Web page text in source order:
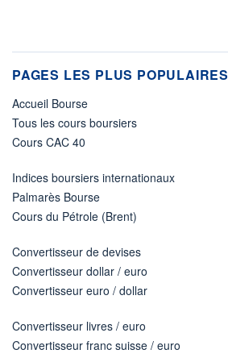
PAGES LES PLUS POPULAIRES
Accueil Bourse
Tous les cours boursiers
Cours CAC 40
Indices boursiers internationaux
Palmarès Bourse
Cours du Pétrole (Brent)
Convertisseur de devises
Convertisseur dollar / euro
Convertisseur euro / dollar
Convertisseur livres / euro
Convertisseur franc suisse / euro